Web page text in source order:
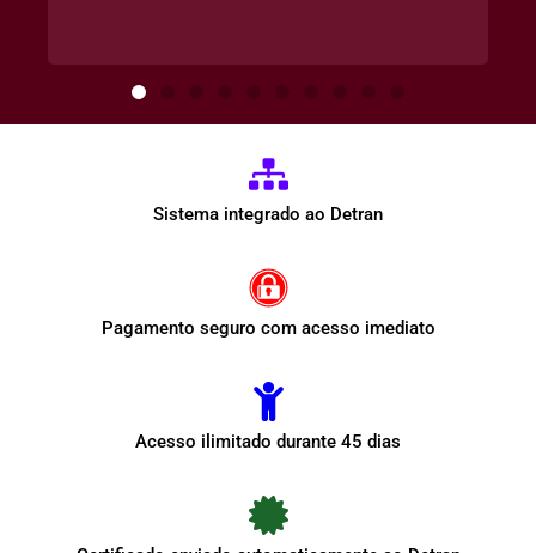
Sistema integrado ao Detran
Pagamento seguro com acesso imediato
Acesso ilimitado durante 45 dias